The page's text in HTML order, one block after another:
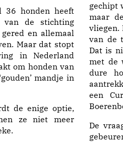
36 honden heeft
van de stichting
en allemaal
Maar dat stopt
in Nederland
om honden van
mandje in
de enige optie,
ze niet meer
gechipt
maar
vliegen.
van de
Dat is
met de
dure
een
De